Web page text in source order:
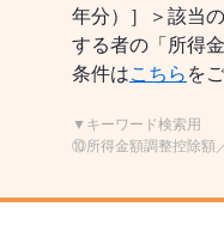
年分）］＞該当
する者の「所得
条件はこちら を
▼キーワード検索用
⑩所得金額調整控除額